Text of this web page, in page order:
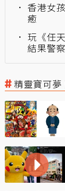
香港女
癒
玩《任
結果警
精靈寶可夢